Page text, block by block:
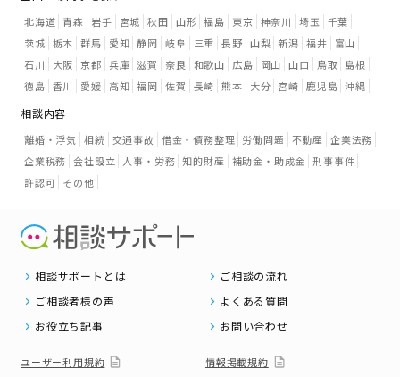
北海道 青森 岩手 宮城 秋田 山形 福島 東京 神奈川 埼玉
千葉
茨城 栃木 群馬 愛知 静岡 岐阜 三重 長野 山梨 新潟 福井
富山
石川
大阪 京都 兵庫 滋賀 奈良 和歌山 広島 岡山 山口 鳥取
島根
徳島 香川 愛媛 高知 福岡 佐賀 長崎 熊本 大分 宮崎 鹿児島 沖縄
相談内容
離婚・浮気 相続 交通事故 借金・債務整理 労働問題 不動産 企業法務
企業税務 会社設立 人事・労務 知的財産 補助金・助成金 刑事事件
許認可 その他
相談サポートとは
ご相談の流れ
ご相談者様の声
よくある質問
お役立ち記事
お問い合わせ
ユーザー利用規約 情報掲載規約